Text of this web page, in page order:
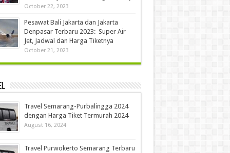
October 22, 2023
Pesawat Bali Jakarta dan Jakarta
Denpasar Terbaru 2023: Super Air
Jet, Jadwal dan Harga Tiketnya
October 21, 2023
Travel Semarang-Purbalingga 2024
dengan Harga Tiket Termurah 2024
August 16, 2024
Travel Purwokerto Semarang Terbaru